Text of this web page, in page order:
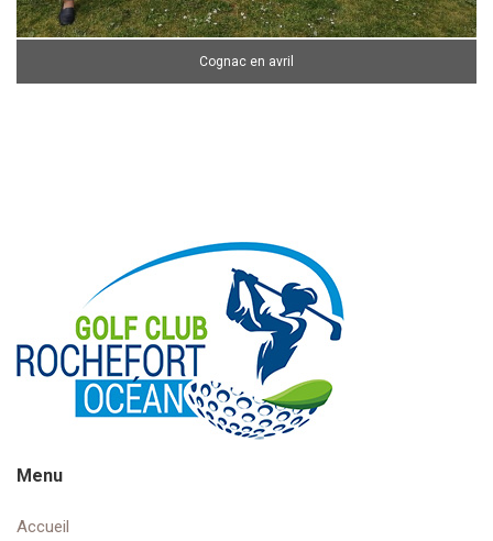
Cognac en avril
Menu
Accueil